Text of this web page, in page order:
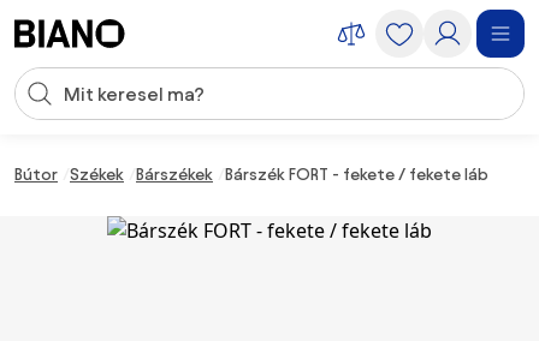
Keresési bevitel
Bútor Székek Bárszékek Bárszék FORT - fekete / fekete láb